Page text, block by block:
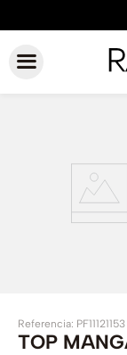
Referencia: PF11121153
TOP